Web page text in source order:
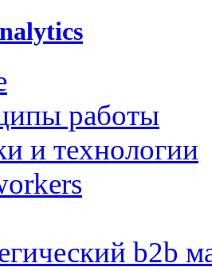
работы
и технологии
b2b